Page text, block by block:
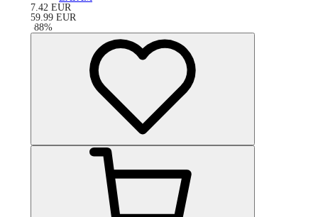
7.42 EUR
59.99 EUR
-88%